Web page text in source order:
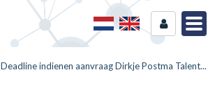
Deadline indienen aanvraag Dirkje Postma Talent...